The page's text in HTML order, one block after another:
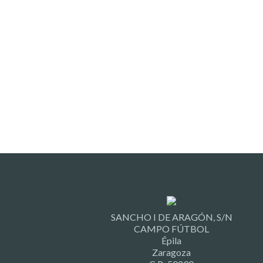
SANCHO I DE ARAGÓN, S/N
CAMPO FÚTBOL
Épila
Zaragoza